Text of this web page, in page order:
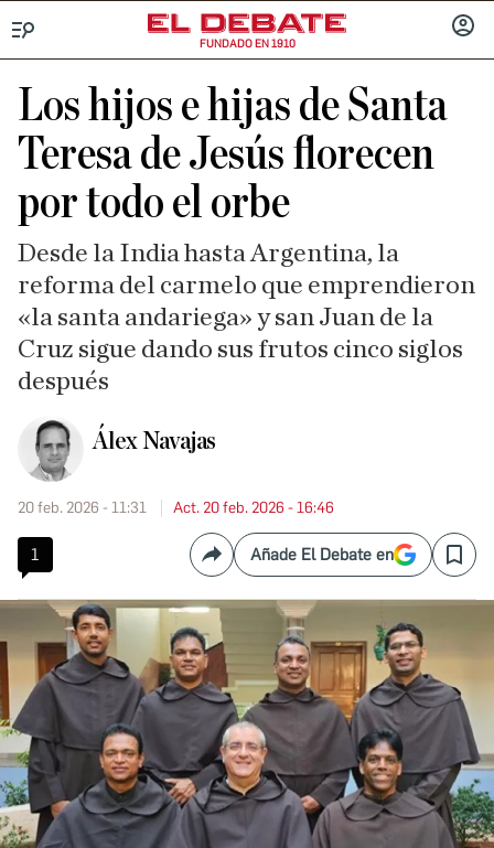
FUNDADO EN 1910
Los hijos e hijas de Santa
Teresa de Jesús florecen
por todo el orbe
Desde la India hasta Argentina, la
reforma del carmelo que emprendieron
«la santa andariega» y san Juan de la
Cruz sigue dando sus frutos cinco siglos
después
Álex Navajas
20 feb. 2026 - 11:31 Act. 20 feb. 2026 - 16:46
1 CompartirAñade El Debate en Save